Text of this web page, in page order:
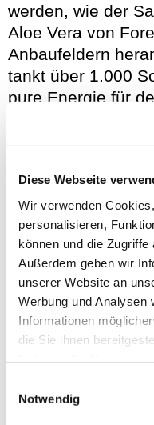
Diese Webseite
Wir verwenden
personalisieren,
können und die Zugriffe
Außerdem geben wir
unserer Website an
Werbung und Analysen
Informationen
die Sie ihnen
Notwendig
werden, wie der
Aloe Vera von
Anbaufeldern
tankt über 1.000
pure Energie für
Arbeiter
Pflanzen
per Hand aus
Vera Gel von
International Aloe
seine
In jeder Flasche
stecken satte
Das ist echte
das